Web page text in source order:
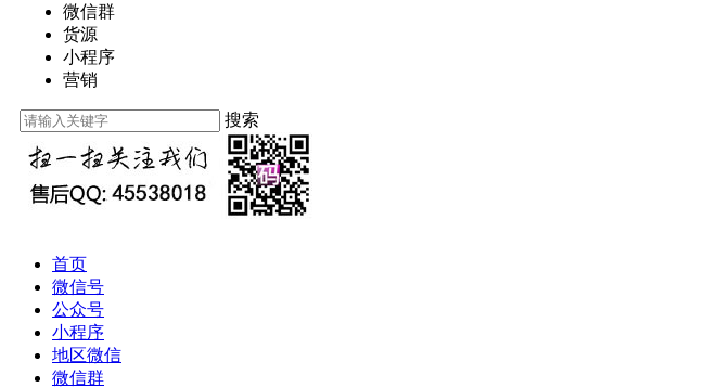
微信群
货源
小程序
营销
搜索
首页
微信号
公众号
小程序
地区微信
微信群